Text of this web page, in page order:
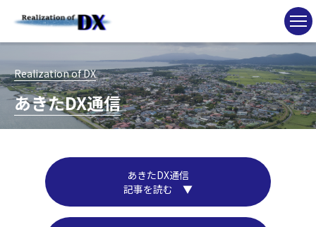
Realization of DX
あきたDX通信
あきたDX通信
記事を読む ▼